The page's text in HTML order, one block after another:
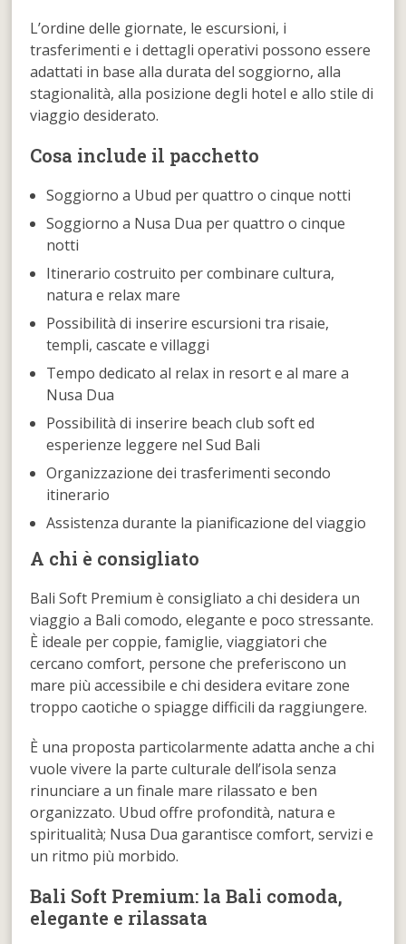
L’ordine delle giornate, le escursioni, i
trasferimenti e i dettagli operativi possono essere
adattati in base alla durata del soggiorno, alla
stagionalità, alla posizione degli hotel e allo stile di
viaggio desiderato.
Cosa include il pacchetto
Soggiorno a Ubud per quattro o cinque notti
Soggiorno a Nusa Dua per quattro o cinque
notti
Itinerario costruito per combinare cultura,
natura e relax mare
Possibilità di inserire escursioni tra risaie,
templi, cascate e villaggi
Tempo dedicato al relax in resort e al mare a
Nusa Dua
Possibilità di inserire beach club soft ed
esperienze leggere nel Sud Bali
Organizzazione dei trasferimenti secondo
itinerario
Assistenza durante la pianificazione del viaggio
A chi è consigliato
Bali Soft Premium è consigliato a chi desidera un
viaggio a Bali comodo, elegante e poco stressante.
È ideale per coppie, famiglie, viaggiatori che
cercano comfort, persone che preferiscono un
mare più accessibile e chi desidera evitare zone
troppo caotiche o spiagge difficili da raggiungere.
È una proposta particolarmente adatta anche a chi
vuole vivere la parte culturale dell’isola senza
rinunciare a un finale mare rilassato e ben
organizzato. Ubud offre profondità, natura e
spiritualità; Nusa Dua garantisce comfort, servizi e
un ritmo più morbido.
Bali Soft Premium: la Bali comoda,
elegante e rilassata